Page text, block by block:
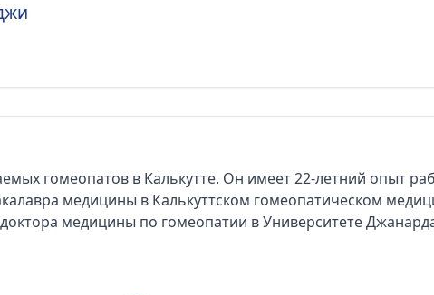
гомеопатов в Калькутте. Он имеет 22-летний опыт
медицины в Калькуттском гомеопатическом
медицины по гомеопатии в Университете
в 2007 году. Он осуществляет свою медицинскую